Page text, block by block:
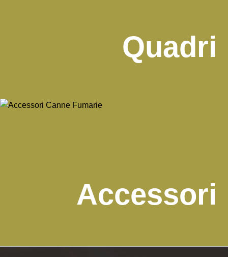
Quadri
Accessori